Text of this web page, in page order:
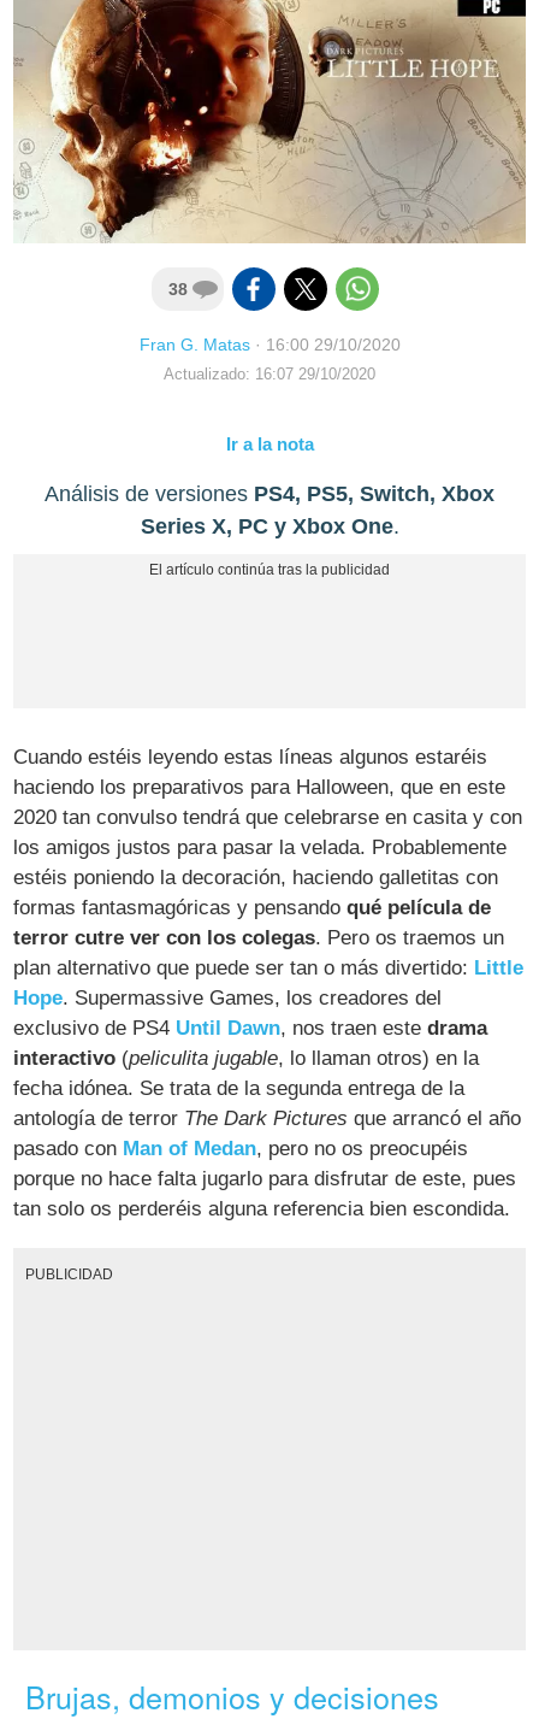
38
Fran G. Matas· 16:00 29/10/2020
Actualizado: 16:07 29/10/2020
Ir a la nota
Análisis de versiones PS4, PS5, Switch, Xbox
Series X, PC y Xbox One.
Cuando estéis leyendo estas líneas algunos estaréis
haciendo los preparativos para Halloween, que en este
2020 tan convulso tendrá que celebrarse en casita y con
los amigos justos para pasar la velada. Probablemente
estéis poniendo la decoración, haciendo galletitas con
formas fantasmagóricas y pensandoqué película de
terror cutre ver con los colegas. Pero os traemos un
plan alternativo que puede ser tan o más divertido: Little
Hope. Supermassive Games, los creadores del
exclusivo de PS4 Until Dawn, nos traen estedrama
interactivo (peliculita jugable, lo llaman otros) en la
fecha idónea. Se trata de la segunda entrega de la
antología de terror The Dark Pictures que arrancó el año
pasado con Man of Medan, pero no os preocupéis
porque no hace falta jugarlo para disfrutar de este, pues
tan solo os perderéis alguna referencia bien escondida.
PUBLICIDAD
Brujas, demonios y decisiones